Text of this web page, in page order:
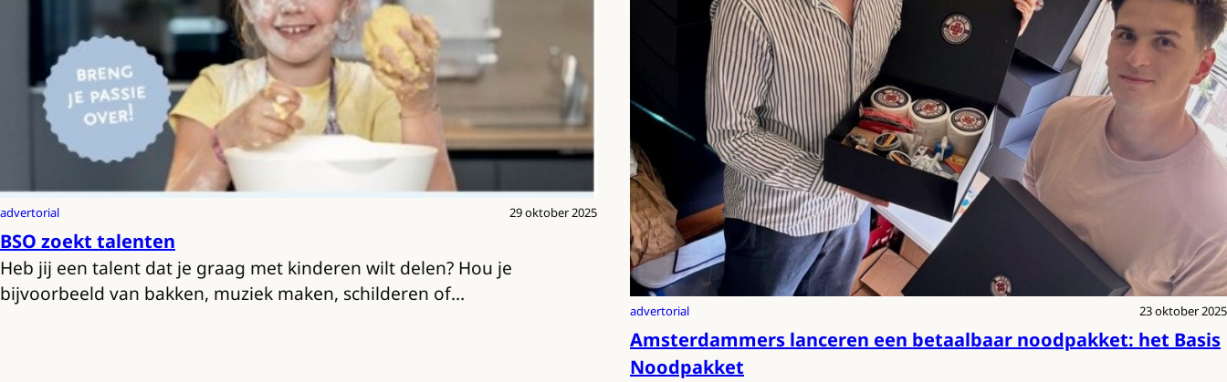
advertorial 29 oktober 2025
BSO zoekt talenten
Heb jij een talent dat je graag met kinderen wilt delen? Hou je
bijvoorbeeld van bakken, muziek maken, schilderen of…
advertorial 23 oktober 2025
Amsterdammers lanceren een betaalbaar noodpakket: het Basis
Noodpakket